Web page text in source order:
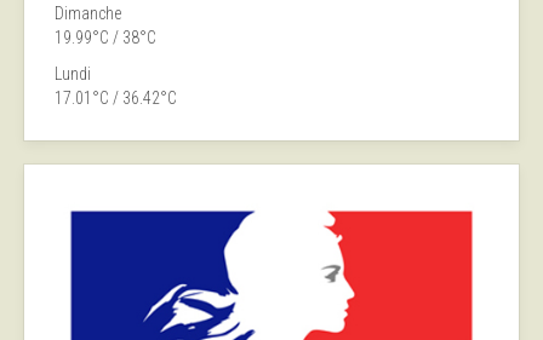
Dimanche
19.99°C / 38°C
Lundi
17.01°C / 36.42°C